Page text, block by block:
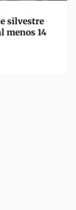
silvestre
menos 14